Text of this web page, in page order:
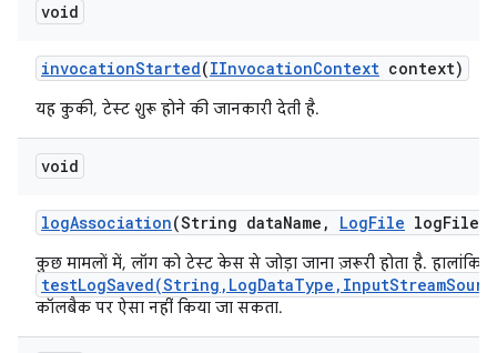
void
invocationStarted(IInvocationContext context)
यह कुकी, टेस्ट शुरू होने की जानकारी देती है.
void
logAssociation(String dataName , LogFile logFile)
कुछ मामलों में, लॉग को टेस्ट केस से जोड़ा जाना ज़रूरी होता है. हालांकि,
कॉलबैक पर ऐसा नहीं किया जा सकता.